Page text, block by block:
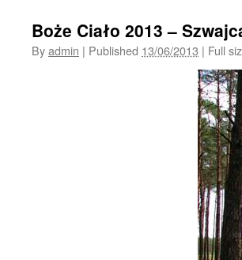
Boże Ciało 2013 –
Byadmin | Published 13/06/2013 | Full